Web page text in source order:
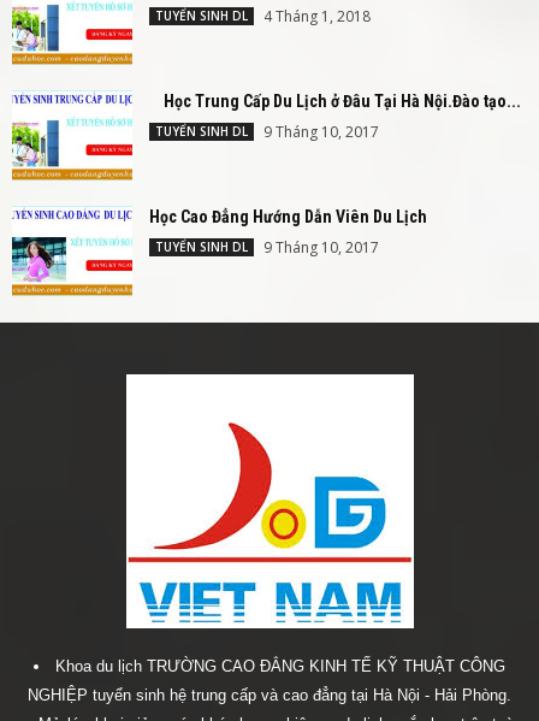
TUYỂN SINH DL 4 Tháng 1, 2018
Học Trung Cấp Du Lịch ở Đâu Tại Hà Nội.Đào tạo...
TUYỂN SINH DL 9 Tháng 10, 2017
Học Cao Đẳng Hướng Dẫn Viên Du Lịch
TUYỂN SINH DL 9 Tháng 10, 2017
Khoa du lịch TRƯỜNG CAO ĐẲNG KINH TẾ KỸ THUẬT CÔNG
NGHIỆP tuyển sinh hệ trung cấp và cao đẳng tại Hà Nội - Hải Phòng.